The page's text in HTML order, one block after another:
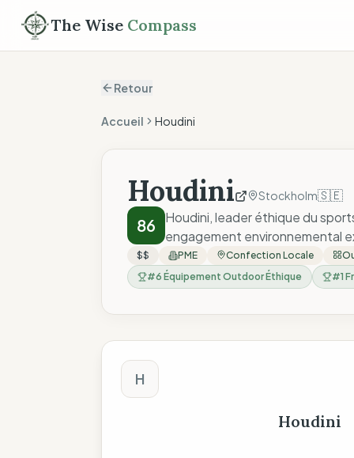
The Wise Compass
Retour
Accueil Houdini
Houdini Stockholm🇸🇪
86
Houdini, leader éthique du
engagement environnemental
$$ PME Confection Locale
#6 Équipement Outdoor Éthique #1
Score The Wise
H
Houdini